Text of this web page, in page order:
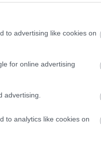
to advertising like cookies on
for online advertising
advertising.
to analytics like cookies on